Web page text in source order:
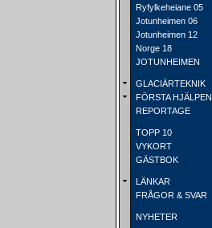
Ryfylkeheiane 05
Jotunheimen 06
Jotunheimen 12
Norge 18
JOTUNHEIMEN
GLACIÄRTEKNIK
FÖRSTA HJÄLPEN
REPORTAGE
TOPP 10
VYKORT
GÄSTBOK
LÄNKAR
FRÅGOR & SVAR
NYHETER